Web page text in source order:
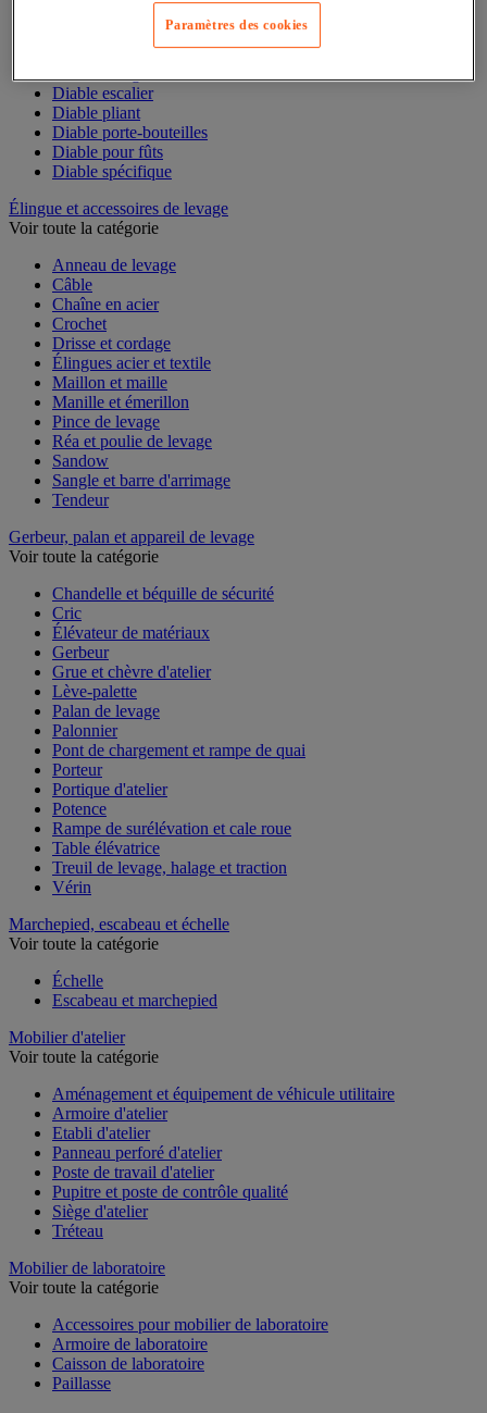
Diable aluminium et inox
Diable escalier
Diable pliant
Diable porte-bouteilles
Diable pour fûts
Diable spécifique
Élingue et accessoires de levage
Voir toute la catégorie
Anneau de levage
Câble
Chaîne en acier
Crochet
Drisse et cordage
Élingues acier et textile
Maillon et maille
Manille et émerillon
Pince de levage
Réa et poulie de levage
Sandow
Sangle et barre d'arrimage
Tendeur
Gerbeur, palan et appareil de levage
Voir toute la catégorie
Chandelle et béquille de sécurité
Cric
Élévateur de matériaux
Gerbeur
Grue et chèvre d'atelier
Lève-palette
Palan de levage
Palonnier
Pont de chargement et rampe de quai
Porteur
Portique d'atelier
Potence
Rampe de surélévation et cale roue
Table élévatrice
Treuil de levage, halage et traction
Vérin
Marchepied, escabeau et échelle
Voir toute la catégorie
Échelle
Escabeau et marchepied
Mobilier d'atelier
Voir toute la catégorie
Aménagement et équipement de véhicule utilitaire
Armoire d'atelier
Etabli d'atelier
Panneau perforé d'atelier
Poste de travail d'atelier
Pupitre et poste de contrôle qualité
Siège d'atelier
Tréteau
Mobilier de laboratoire
Voir toute la catégorie
Accessoires pour mobilier de laboratoire
Armoire de laboratoire
Caisson de laboratoire
Paillasse
Paramètres des cookies